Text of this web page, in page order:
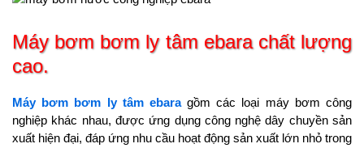
Máy bơm bơm ly tâm ebara chất lượng
cao.
Máy bơm bơm ly tâm ebaragồm các loại máy bơm công
nghiệp khác nhau, được ứng dụng công nghệ dây chuyền sản
xuất hiện đại, đáp ứng nhu cầu hoạt động sản xuất lớn nhỏ trong